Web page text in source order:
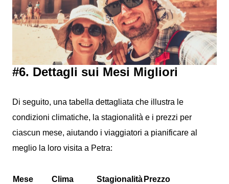
#6. Dettagli sui Mesi Migliori
Di seguito, una tabella dettagliata che illustra le
condizioni climatiche, la stagionalità e i prezzi per
ciascun mese, aiutando i viaggiatori a pianificare al
meglio la loro visita a Petra:
Mese Clima Stagionalità Prezzo